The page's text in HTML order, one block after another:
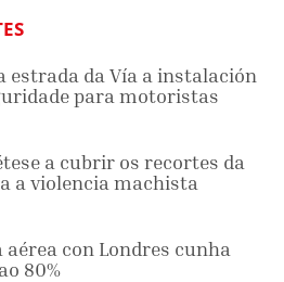
estrada da Vía a instalación
para motoristas
a cubrir os recortes da
a violencia machista
con Londres cunha
80%